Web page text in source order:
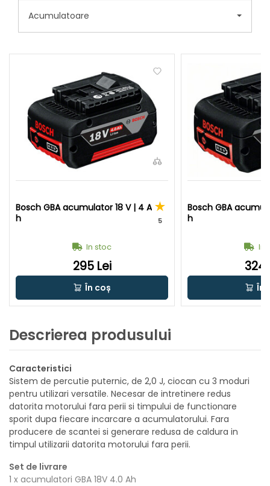
Acumulatoare
Bosch GBA acumulator 18 V | 4 A
h
5
In stoc
295 Lei
În coș
Bosch GBA
h
In
324
În
Descrierea produsului
Caracteristici
Sistem de percutie puternic, de 2,0 J, ciocan cu 3 moduri
pentru utilizari versatile. Necesar de intretinere redus
datorita motorului fara perii si timpului de functionare
sporit dupa fiecare incarcare a acumulatorului. Fara
producere de scantei si generare redusa de caldura in
timpul utilizarii datorita motorului fara perii.
Set de livrare
1 x acumulatori GBA 18V 4.0 Ah